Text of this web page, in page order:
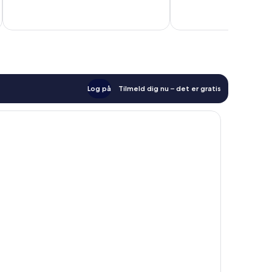
Log på Tilmeld dig nu – det er gratis